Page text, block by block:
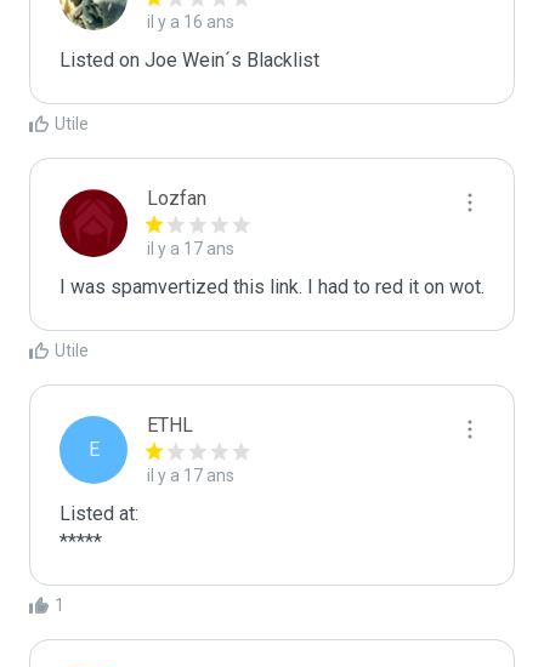
il y a 16 ans
Listed on Joe Wein´s Blacklist
Utile
Lozfan
il y a 17 ans
I was spamvertized this link. I had to red it on wot.
Utile
E
ETHL
il y a 17 ans
Listed at:
*****
1